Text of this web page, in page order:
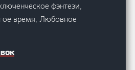
фэнтези,
время, Любовное